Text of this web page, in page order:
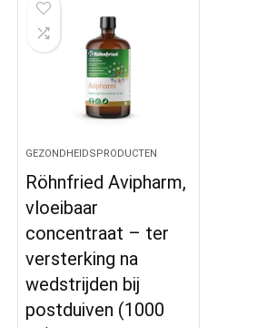
GEZONDHEIDSPRODUCTEN
Röhnfried Avipharm,
vloeibaar
concentraat – ter
versterking na
wedstrijden bij
postduiven (1000